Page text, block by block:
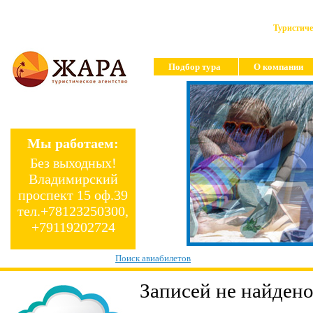
Мы работаем:
Без выходных!
Владимирский
проспект 15 оф.39
тел.+78123250300,
+79119202724
Подбор тура О компании
Поиск авиабилетов
Записей не